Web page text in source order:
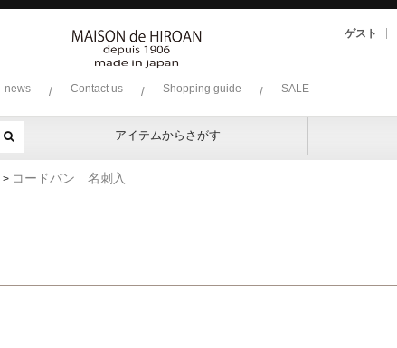
ゲスト
news / Contact us / Shopping guide / SALE
アイテムからさがす
ファスナー付き束入
純束
通しマチ束入
小銭入付札入
純札
コンパクト
L字ファスナー
ラウンド
小銭入れ
名刺入れ
キーケース
> コードバン 名刺入